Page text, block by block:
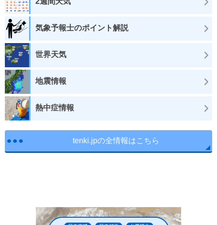
気象予報士のポイント解説
世界天気
地震情報
熱中症情報
tenki.jpの全情報はこちら